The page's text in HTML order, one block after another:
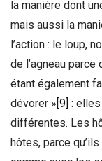
la manière dont
mais aussi la
l’action : le loup,
de l’agneau
étant également
dévorer » [9] :
différentes. Les
hôtes, parce